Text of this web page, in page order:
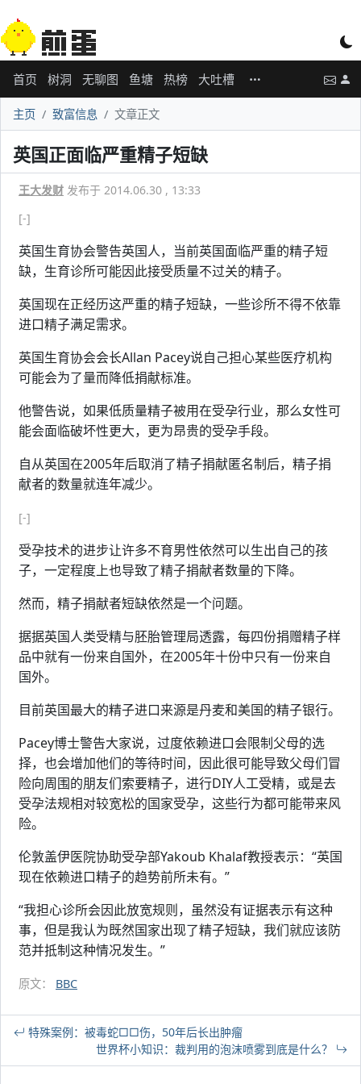
首页 树洞 无聊图 鱼塘 热榜 大吐槽
主页 致富信息 文章正文
英国正面临严重精子短缺
王大发财 发布于 2014.06.30 , 13:33
[-]
英国生育协会警告英国人，当前英国面临严重的精子短
缺，生育诊所可能因此接受质量不过关的精子。
英国现在正经历这严重的精子短缺，一些诊所不得不依靠
进口精子满足需求。
英国生育协会会长Allan Pacey说自己担心某些医疗机构
可能会为了量而降低捐献标准。
他警告说，如果低质量精子被用在受孕行业，那么女性可
能会面临破坏性更大，更为昂贵的受孕手段。
自从英国在2005年后取消了精子捐献匿名制后，精子捐
献者的数量就连年减少。
[-]
受孕技术的进步让许多不育男性依然可以生出自己的孩
子，一定程度上也导致了精子捐献者数量的下降。
然而，精子捐献者短缺依然是一个问题。
据据英国人类受精与胚胎管理局透露，每四份捐赠精子样
品中就有一份来自国外，在2005年十份中只有一份来自
国外。
目前英国最大的精子进口来源是丹麦和美国的精子银行。
Pacey博士警告大家说，过度依赖进口会限制父母的选
择，也会增加他们的等待时间，因此很可能导致父母们冒
险向周围的朋友们索要精子，进行DIY人工受精，或是去
受孕法规相对较宽松的国家受孕，这些行为都可能带来风
险。
伦敦盖伊医院协助受孕部Yakoub Khalaf教授表示：“英国
现在依赖进口精子的趋势前所未有。”
“我担心诊所会因此放宽规则，虽然没有证据表示有这种
事，但是我认为既然国家出现了精子短缺，我们就应该防
范并抵制这种情况发生。”
原文： BBC
特殊案例：被毒蛇□□伤，50年后长出肿瘤
世界杯小知识：裁判用的泡沫喷雾到底是什么？